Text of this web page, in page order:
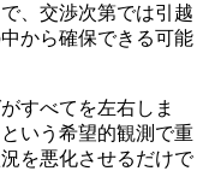
、交渉次第では引越
から確保できる可能
すべてを左右しま
いう希望的観測で重
を悪化させるだけで